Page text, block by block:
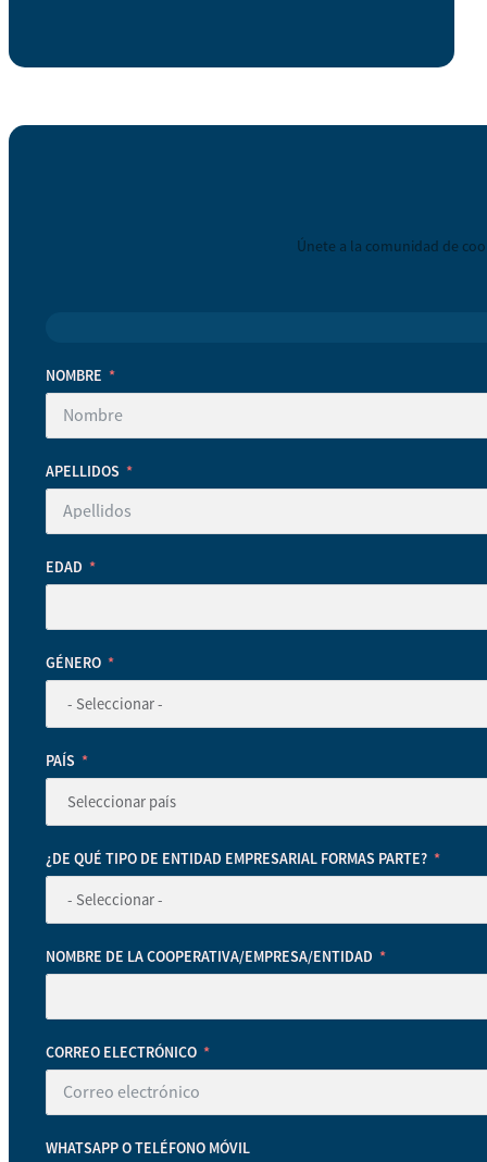
Únete a la comunidad de
NOMBRE
APELLIDOS
EDAD
GÉNERO
PAÍS
¿DE QUÉ TIPO DE ENTIDAD EMPRESARIAL FORMAS PARTE?
NOMBRE DE LA COOPERATIVA/EMPRESA/ENTIDAD
CORREO ELECTRÓNICO
WHATSAPP O TELÉFONO MÓVIL